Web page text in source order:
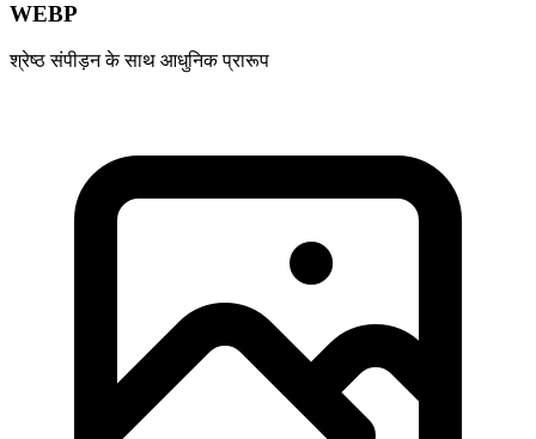
WEBP
श्रेष्ठ संपीड़न के साथ आधुनिक प्रारूप